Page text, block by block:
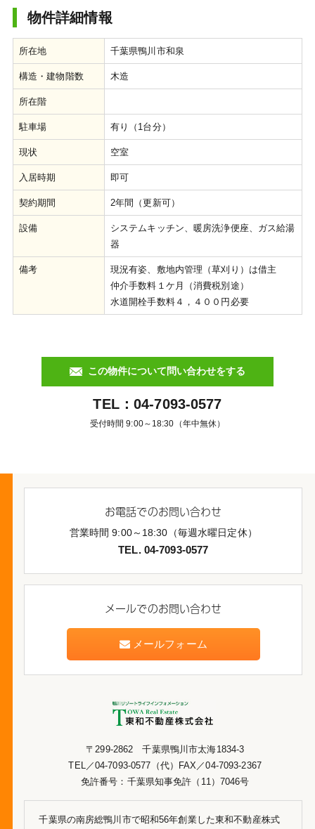
物件詳細情報
所在地 千葉県鴨川市和泉
構造・建物階数 木造
所在階
駐車場 有り（1台分）
現状 空室
入居時期 即可
契約期間 2年間（更新可）
設備
システムキッチン、暖房洗浄便座、ガス給湯
器
備考
現況有姿、敷地内管理（草刈り）は借主
仲介手数料１ケ月（消費税別途）
水道開栓手数料４，４００円必要
この物件について問い合わせをする
TEL： 04-7093-0577
受付時間 9:00～18:30（年中無休）
お電話でのお問い合わせ
営業時間 9:00～18:30（毎週水曜日定休）
TEL. 04-7093-0577
メールでのお問い合わせ
メールフォーム
〒299-2862 千葉県鴨川市太海1834-3
TEL／04-7093-0577（代）FAX／04-7093-2367
免許番号：千葉県知事免許（11）7046号
千葉県の南房総鴨川市で昭和56年創業した東和不動産株式